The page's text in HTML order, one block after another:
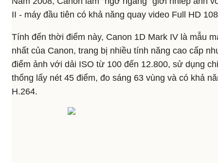
II - máy đầu tiên có khả năng quay video Full HD
Tính đến thời điểm này, Canon 1D Mark IV là mẫu
nhất của Canon, trang bị nhiều tính năng cao cấp
điểm ảnh với dải ISO từ 100 đến 12.800, sử dụng
thống lấy nét 45 điểm, đo sáng 63 vùng và có khả
H.264.